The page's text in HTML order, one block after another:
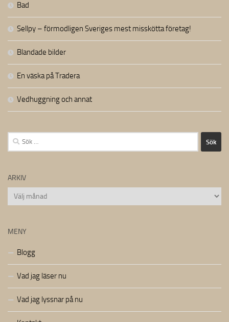
Bad
Sellpy – förmodligen Sveriges mest misskötta företag!
Blandade bilder
En väska på Tradera
Vedhuggning och annat
Sök
efter:
ARKIV
Arkiv
MENY
Blogg
Vad jag läser nu
Vad jag lyssnar på nu